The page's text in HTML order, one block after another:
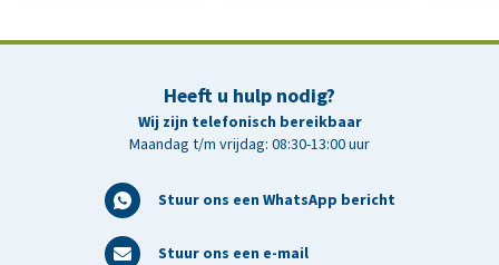
Heeft u hulp nodig?
Wij zijn telefonisch bereikbaar
Maandag t/m vrijdag: 08:30-13:00 uur
Stuur ons een WhatsApp bericht
Stuur ons een e-mail